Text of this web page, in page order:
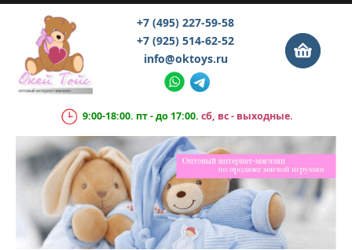
+7 (495) 227-59-58
+7 (925) 514-62-52
info@oktoys.ru
9:00-18:00. пт - до 17:00. сб, вс - выходные.